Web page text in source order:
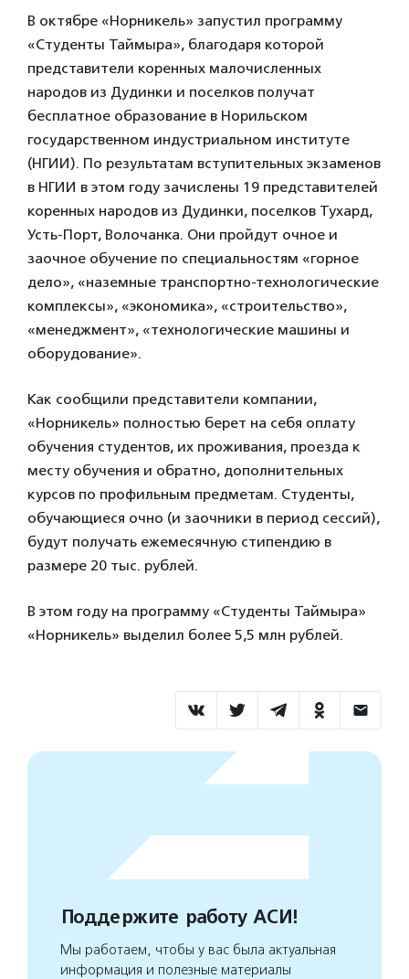
В октябре «Норникель» запустил программу
«Студенты Таймыра», благодаря которой
представители коренных малочисленных
народов из Дудинки и поселков получат
бесплатное образование в Норильском
государственном индустриальном институте
(НГИИ). По результатам вступительных экзаменов
в НГИИ в этом году зачислены 19 представителей
коренных народов из Дудинки, поселков Тухард,
Усть-Порт, Волочанка. Они пройдут очное и
заочное обучение по специальностям «горное
дело», «наземные транспортно-технологические
комплексы», «экономика», «строительство»,
«менеджмент», «технологические машины и
оборудование».
Как сообщили представители компании,
«Норникель» полностью берет на себя оплату
обучения студентов, их проживания, проезда к
месту обучения и обратно, дополнительных
курсов по профильным предметам. Студенты,
обучающиеся очно (и заочники в период сессий),
будут получать ежемесячную стипендию в
размере 20 тыс. рублей.
В этом году на программу «Студенты Таймыра»
«Норникель» выделил более 5,5 млн рублей.
Поддержите работу АСИ!
Мы работаем, чтобы у вас была актуальная
информация и полезные материалы